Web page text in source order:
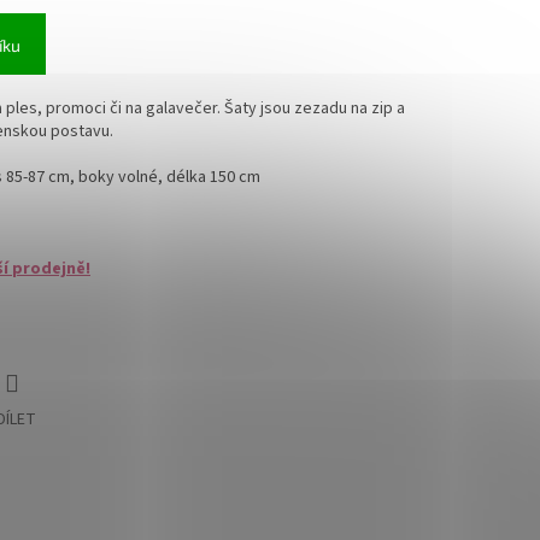
promoci či na galavečer. Šaty jsou zezadu na zip a
postavu.
87 cm, boky volné, délka 150 cm
prodejně!